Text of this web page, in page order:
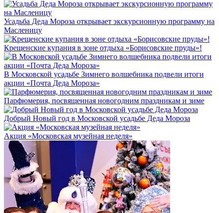
Усадьба Деда Мороза открывает экскурсионную программу на
Масленицу
Крещенские купания в зоне отдыха «Борисовские пруды»!
В Московской усадьбе Зимнего волшебника подвели итоги
акции «Почта Деда Мороза»
Парфюмерия, посвященная новогодним праздникам и зиме
Добрый Новый год в Московской усадьбе Деда Мороза
Акция «Московская музейная неделя»